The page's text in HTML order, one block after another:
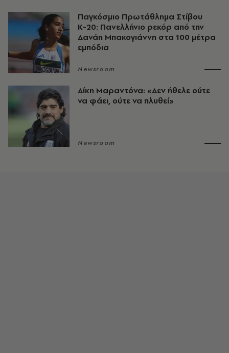
Παγκόσμιο Πρωτάθλημα Στίβου
Κ-20: Πανελλήνιο ρεκόρ από την
Δανάη Μπακογιάννη στα 100 μέτρα
εμπόδια
Newsroom
Δίκη Μαραντόνα: «Δεν ήθελε ούτε
να φάει, ούτε να πλυθεί»
Newsroom